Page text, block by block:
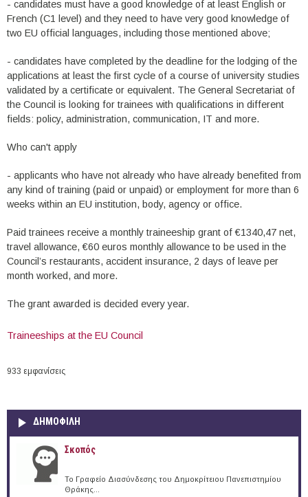
- candidates must have a good knowledge of at least English or
French (C1 level) and they need to have very good knowledge of
two EU official languages, including those mentioned above;
- candidates have completed by the deadline for the lodging of the
applications at least the first cycle of a course of university studies
validated by a certificate or equivalent. The General Secretariat of
the Council is looking for trainees with qualifications in different
fields: policy, administration, communication, IT and more.
Who can't apply
- applicants who have not already who have already benefited from
any kind of training (paid or unpaid) or employment for more than 6
weeks within an EU institution, body, agency or office.
Paid trainees receive a monthly traineeship grant of €1340,47 net,
travel allowance, €60 euros monthly allowance to be used in the
Council’s restaurants, accident insurance, 2 days of leave per
month worked, and more.
The grant awarded is decided every year.
Traineeships at the EU Council
933 εμφανίσεις
ΔΗΜΟΦΙΛΗ
Σκοπός
Το Γραφείο Διασύνδεσης του Δημοκρίτειου Πανεπιστημίου
Θράκης...